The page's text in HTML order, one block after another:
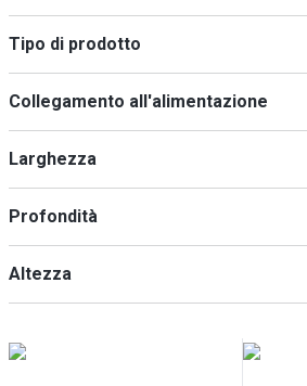
Tipo di prodotto
Accessori per elettrodomestici da cucina
Collegamento all'alimentazione
Larghezza
Profondità
Altezza